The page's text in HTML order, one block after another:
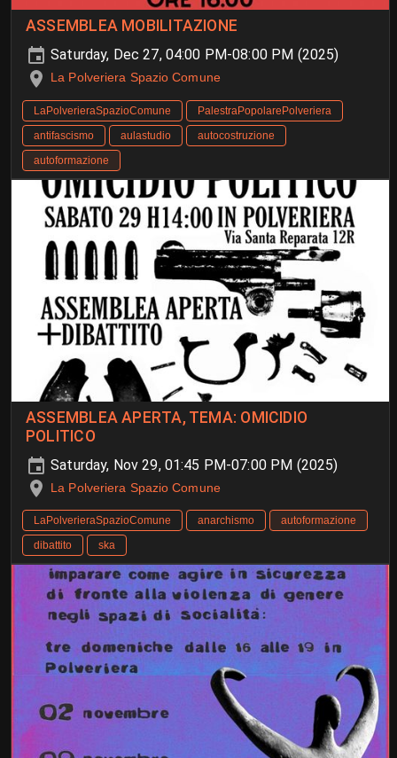
ASSEMBLEA MOBILITAZIONE
Saturday, Dec 27, 04:00 PM-08:00 PM (2025)
La Polveriera Spazio Comune
LaPolverieraSpazioComune
PalestraPopolarePolveriera
antifascismo
aulastudio
autocostruzione
autoformazione
ASSEMBLEA APERTA, TEMA: OMICIDIO
POLITICO
Saturday, Nov 29, 01:45 PM-07:00 PM (2025)
La Polveriera Spazio Comune
LaPolverieraSpazioComune anarchismo
autoformazione
dibattito
ska